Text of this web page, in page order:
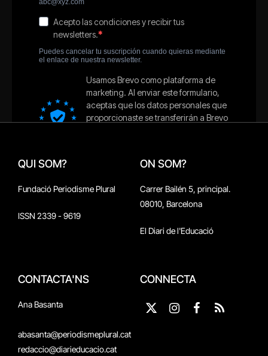
QUI SOM?
Fundació Periodisme Plural
ISSN 2339 - 9619
ON SOM?
Carrer Bailén 5, principal.
08010, Barcelona
El Diari de l'Educació
CONTACTA'NS
Ana Basanta
abasanta@periodismeplural.cat
redaccio@diarieducacio.cat
CONNECTA
X
Instagram
Facebook
RSS